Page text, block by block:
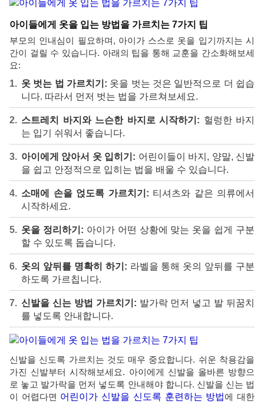
아이들에게 옷을 입는 방법을 가르치는 7가지 팁
부모의 인내심이 필요하며, 아이가 스스로 옷을 입기까지는 시
간이 걸릴 수 있습니다. 아래의 팁을 통해 교훈을 간소화해보세
요:
옷 벗는 법 가르치기: 옷을 벗는 것은 일반적으로 더 쉽습
니다. 따라서 먼저 벗는 법을 가르쳐보세요.
스트레치 바지와 느슨한 바지로 시작하기: 헐렁한 바지
는 입기 쉬워서 좋습니다.
아이에게 앉아서 옷 입히기: 어린이들이 바지, 양말, 신발
을 쉽고 안정적으로 입히는 법을 배울 수 있습니다.
소매에 손을 얹도록 가르치기: 티셔츠와 같은 의류에서
시작하세요.
옷을 정리하기: 아이가 어떤 상황에 맞는 옷을 쉽게 구분
할 수 있도록 돕습니다.
옷의 앞뒤를 명확히 하기: 라벨을 통해 옷의 앞뒤를 구분
하도록 가르칩니다.
신발을 신는 방법 가르치기: 발가락 먼저 넣고 발 뒤꿈치
를 넣도록 안내합니다.
신발을 신도록 가르치는 것도 매우 중요합니다. 쉬운 착용감을
가진 신발부터 시작해보세요. 아이에게 신발을 올바른 방향으
로 놓고 발가락을 먼저 넣도록 안내해야 합니다. 신발을 신는 법
이 어렵다면 어린이가 신발을 신도록 훈련하는 방법에 대한